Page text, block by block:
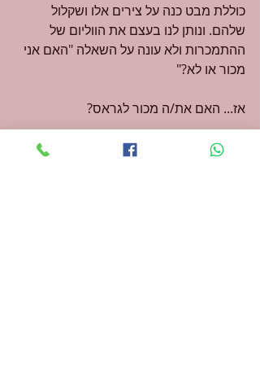
כוללת מבט כנה על צירים אלו ושקלול
שלהם. ונותן לנו בעצם את הווליום של
ההתמכרות ולא עונה על השאלה "האם אני
מכור או לא?"
אז... האם את/ה מכור לגראס?
התשובה נמצאת אצלך...